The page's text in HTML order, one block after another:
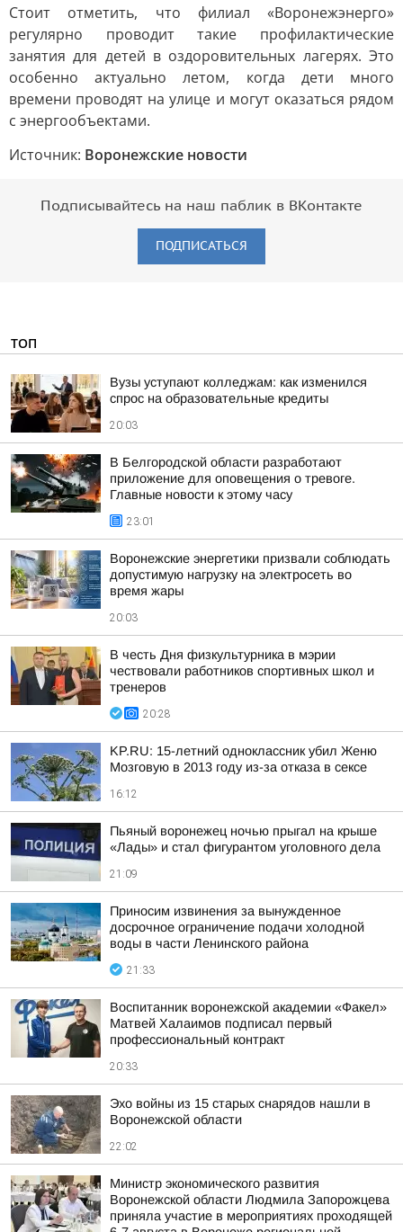
Стоит отметить, что филиал «Воронежэнерго»
регулярно проводит такие профилактические
занятия для детей в оздоровительных лагерях. Это
особенно актуально летом, когда дети много
времени проводят на улице и могут оказаться рядом
с энергообъектами.
Источник: Воронежские новости
Подписывайтесь на наш паблик в ВКонтакте
ПОДПИСАТЬСЯ
ТОП
Вузы уступают колледжам: как изменился
спрос на образовательные кредиты
20:03
В Белгородской области разработают
приложение для оповещения о тревоге.
Главные новости к этому часу
23:01
Воронежские энергетики призвали соблюдать
допустимую нагрузку на электросеть во
время жары
20:03
В честь Дня физкультурника в мэрии
чествовали работников спортивных школ и
тренеров
20:28
KP.RU: 15-летний одноклассник убил Женю
Мозговую в 2013 году из-за отказа в сексе
16:12
Пьяный воронежец ночью прыгал на крыше
«Лады» и стал фигурантом уголовного дела
21:09
Приносим извинения за вынужденное
досрочное ограничение подачи холодной
воды в части Ленинского района
21:33
Воспитанник воронежской академии «Факел»
Матвей Халаимов подписал первый
профессиональный контракт
20:33
Эхо войны из 15 старых снарядов нашли в
Воронежской области
22:02
Министр экономического развития
Воронежской области Людмила Запорожцева
приняла участие в мероприятиях проходящей